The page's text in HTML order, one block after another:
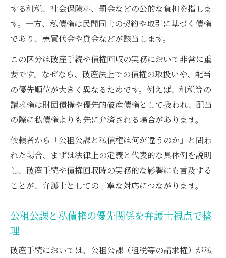
する租税、社会保険料、罰金などの公的な負担を指しま
す。一方、私債権は民間同士の契約や取引に基づく債権
であり、売買代金や貸金などが該当します。
この区分は破産手続や債権回収の実務において非常に重
要です。なぜなら、破産法上での債権の取扱いや、配当
の優先順位が大きく異なるためです。例えば、租税等の
請求権は財団債権や優先的破産債権として扱われ、配当
の際に私債権よりも先に弁済される場合があります。
依頼者から「公租公課と私債権は何が違うのか」と問わ
れた場合、まずは法律上の定義と代表的な具体例を説明
し、破産手続や債権回収時の実務的な影響にも言及する
ことが、弁護士としての丁寧な対応につながります。
公租公課と私債権の優先関係を弁護士視点で整
理
破産手続においては、公租公課（租税等の請求権）が私